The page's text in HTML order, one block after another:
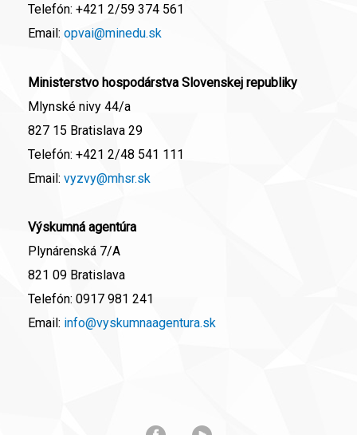
Telefón: +421 2/59 374 561
Email: opvai@minedu.sk
Ministerstvo hospodárstva Slovenskej republiky
Mlynské nivy 44/a
827 15 Bratislava 29
Telefón: +421 2/48 541 111
Email: vyzvy@mhsr.sk
Výskumná agentúra
Plynárenská 7/A
821 09 Bratislava
Telefón: 0917 981 241
Email: info@vyskumnaagentura.sk